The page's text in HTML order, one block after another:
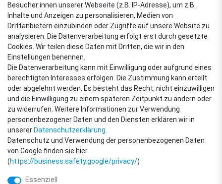
4,88
Sehr gut
VERSANDARTEN
ZAHLUNGSARTEN
Besucher:innen unserer Webseite (z.B. IP-Adresse), um z.B.
Inhalte und Anzeigen zu personalisieren, Medien von
Drittanbietern einzubinden oder Zugriffe auf unsere Website zu
analysieren. Die Datenverarbeitung erfolgt erst durch gesetzte
Cookies. Wir teilen diese Daten mit Dritten, die wir in den
Einstellungen benennen.
Die Datenverarbeitung kann mit Einwilligung oder aufgrund eines
berechtigten Interesses erfolgen. Die Zustimmung kann erteilt
oder abgelehnt werden. Es besteht das Recht, nicht einzuwilligen
und die Einwilligung zu einem späteren Zeitpunkt zu ändern oder
zu widerrufen. Weitere Informationen zur Verwendung
personenbezogener Daten und den Diensten erklären wir in
unserer Daten­schutz­erklärung
Datenschutz und Verwendung der personenbezogenen Daten
von Google finden sie hier
(https://business.safety.google/privacy/)
Essenziell